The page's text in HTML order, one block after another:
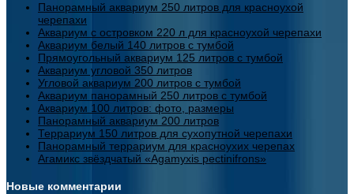
Панорамный аквариум 250 литров для красноухой
черепахи
Аквариум с островком 220 л для красноухой черепахи
Аквариум белый 140 литров с тумбой
Прямоугольный аквариум 125 литров с тумбой
Аквариум угловой 350 литров
Угловой аквариум 200 литров с тумбой
Аквариум панорамный 250 литров с тумбой
Аквариум 100 литров: фото, размеры
Панорамный аквариум 200 литров
Террариум 150 литров для сухопутной черепахи
Панорамный террариум для красноухих черепах
Агамикс звёздчатый «Agamyxis pectinifrons»
Новые комментарии